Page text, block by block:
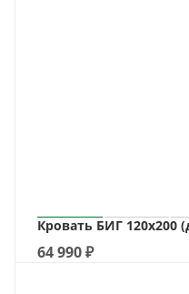
Кровать БИГ 120х200
64 990₽